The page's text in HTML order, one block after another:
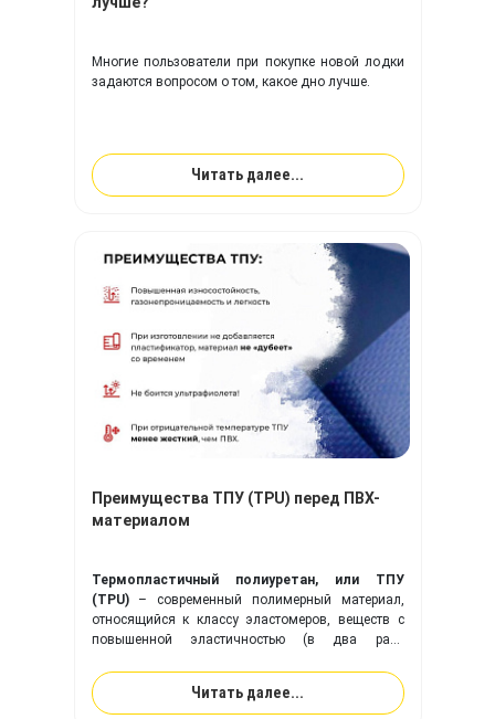
Многие пользователи при покупке новой лодки
задаются вопросом о том, какое дно лучше.
Читать далее...
Преимущества ТПУ (TPU) перед ПВХ-
материалом
Термопластичный полиуретан, или ТПУ
(TPU)– современный полимерный материал,
относящийся к классу эластомеров, веществ с
повышенной эластичностью (в два раза
идеально подходит для изготовления надувного
оборудования, и превосходит привычную ПВХ-
Читать далее...